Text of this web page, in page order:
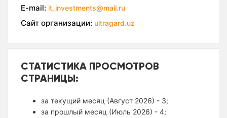
E-mail: it_investments@mail.ru
Сайт организации: ultragard.uz
СТАТИСТИКА ПРОСМОТРОВ
СТРАНИЦЫ:
за текущий месяц (Август 2026) - 3;
за прошлый месяц (Июль 2026) - 4;